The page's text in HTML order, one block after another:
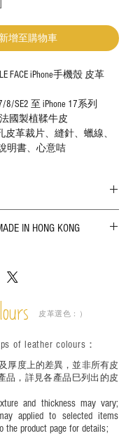
增至購物車
FACE iPhone手機殼 皮革
8/SE2 至 iPhone 17系列
國製植鞣牛皮
皮革裁片、縫針、蠟線、
明書、心意咭
受環境、使用程度等產生
塗上皮革專用清潔劑及貂
童使用；六至十二歲兒童
同下使用並應小心處理。
IN HONG KONG
皮革選色：）
厚度上的差異，並非所有皮
品，詳見各產品巳列出的皮
and thickness may vary;
applied to selected items
the product page for details;
of leather colours ：